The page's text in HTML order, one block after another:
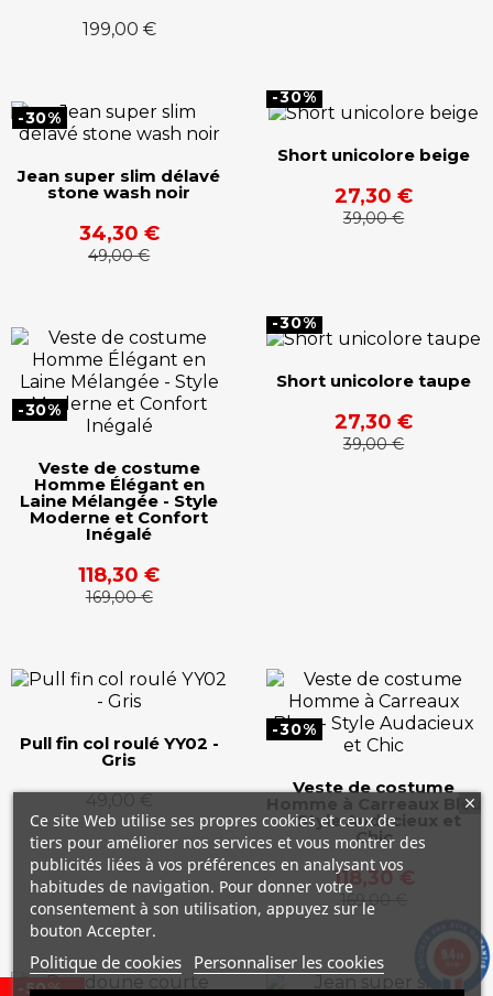
199,00 €
Jean super slim délavé
stone wash noir
49,00 €
34,30 €
-30%
Short unicolore beige
39,00 €
27,30 €
-30%
Veste de costume
Homme Élégant en
Laine Mélangée - Style
Moderne et Confort
Inégalé
169,00 €
118,30 €
-30%
Short unicolore taupe
39,00 €
27,30 €
-30%
Pull fin col roulé YY02 -
Gris
Veste de costume
Homme à Carreaux Bleu
- Style Audacieux et
Chic
169,00 €
118,30 €
-30%
-50%
Ce site Web utilise ses propres cookies et ceux de
tiers pour améliorer nos services et vous montrer des
publicités liées à vos préférences en analysant vos
habitudes de navigation. Pour donner votre
consentement à son utilisation, appuyez sur le
bouton Accepter.
Politique de cookies Personnaliser les cookies